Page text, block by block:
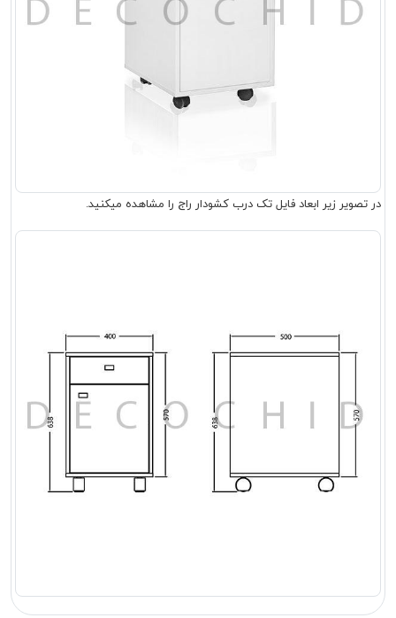
در تصویر زیر ابعاد فایل تک درب کشودار راج را مشاهده میکنید.